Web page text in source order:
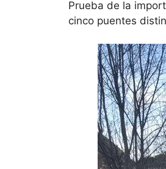
Prueba de la
cinco puentes